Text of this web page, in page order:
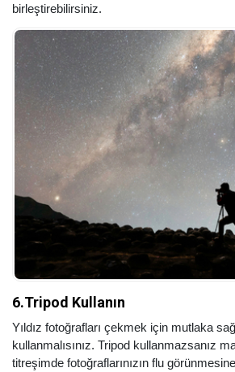
birleştirebilirsiniz.
6.Tripod Kullanın
Yıldız fotoğrafları çekmek için mutlaka
kullanmalısınız. Tripod kullanmazsanız
titreşimde fotoğraflarınızın flu